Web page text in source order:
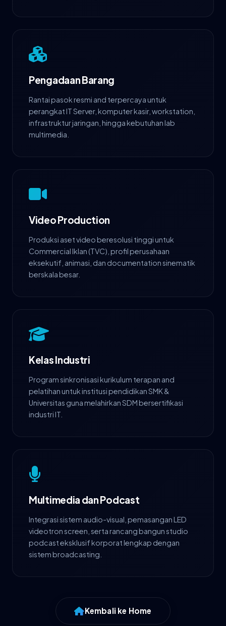
Pengadaan Barang
Rantai pasok resmi and terpercaya untuk
perangkat IT Server, komputer kasir, workstation,
infrastruktur jaringan, hingga kebutuhan lab
multimedia.
Video Production
Produksi aset video beresolusi tinggi untuk
Commercial Iklan (TVC), profil perusahaan
eksekutif, animasi, dan documentation sinematik
berskala besar.
Kelas Industri
Program sinkronisasi kurikulum terapan and
pelatihan untuk institusi pendidikan SMK &
Universitas guna melahirkan SDM bersertifikasi
industri IT.
Multimedia dan Podcast
Integrasi sistem audio-visual, pemasangan LED
videotron screen, serta rancang bangun studio
podcast eksklusif korporat lengkap dengan
sistem broadcasting.
Kembali ke Home